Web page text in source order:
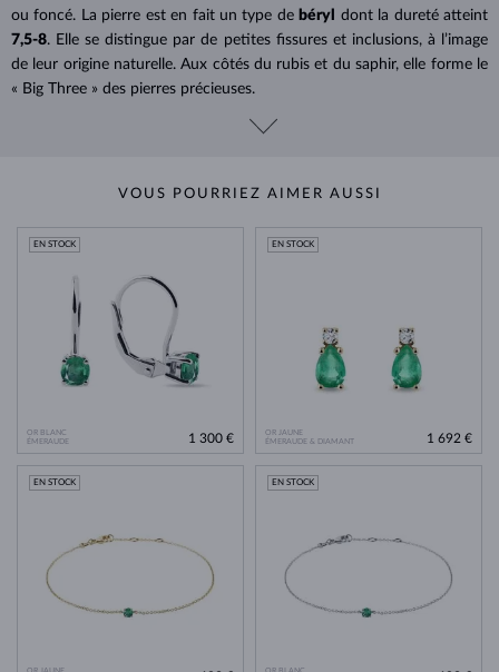
ou foncé. La pierre est en fait un type de béryl
dont la dureté atteint
7,5-8. Elle se distingue par de petites fissures et inclusions, à l’image
de leur origine naturelle. Aux côtés du rubis et du saphir, elle forme le
« Big Three » des pierres précieuses.
VOUS POURRIEZ AIMER AUSSI
OR BLANC
ÉMERAUDE
EN STOCK
1 300 €
OR JAUNE
ÉMERAUDE & DIAMANT
EN STOCK
1 692 €
OR JAUNE
EN STOCK
OR BLANC
EN STOCK